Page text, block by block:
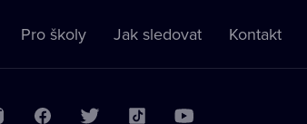
Pro školy Jak sledovat Kontakt